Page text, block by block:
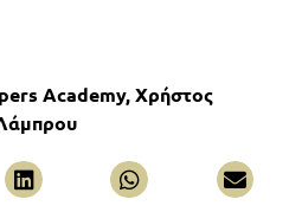
Academy,Χρήστος